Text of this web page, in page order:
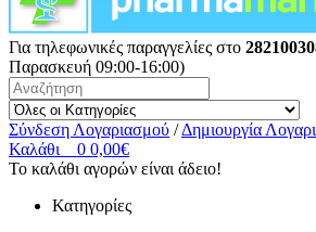
Για τηλεφωνικές παραγγελίες στο
Παρασκευή 09:00-16:00)
Σύνδεση Λογαριασμού / Δημιουργία
Καλάθι
0 0,00€
Το καλάθι αγορών είναι άδειο!
Κατηγορίες